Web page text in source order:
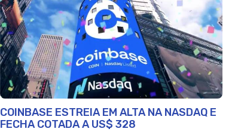
COINBASE ESTREIA EM ALTA NA NASDAQ E
FECHA COTADA A US$ 328